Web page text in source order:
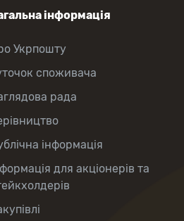
інформація
Укрпошту
споживача
рада
інформація
для акціонерів та